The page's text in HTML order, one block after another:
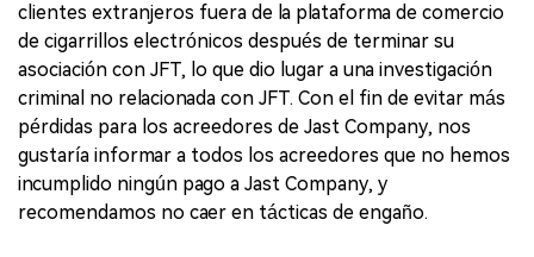
clientes extranjeros fuera de la plataforma de comercio
de cigarrillos electrónicos después de terminar su
asociación con JFT, lo que dio lugar a una investigación
criminal no relacionada con JFT. Con el fin de evitar más
pérdidas para los acreedores de Jast Company, nos
gustaría informar a todos los acreedores que no hemos
incumplido ningún pago a Jast Company, y
recomendamos no caer en tácticas de engaño.